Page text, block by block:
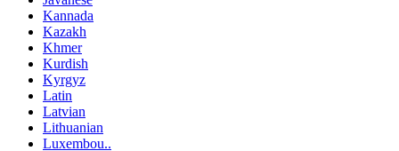
Kannada
Kazakh
Khmer
Kurdish
Kyrgyz
Latin
Latvian
Lithuanian
Luxembou..